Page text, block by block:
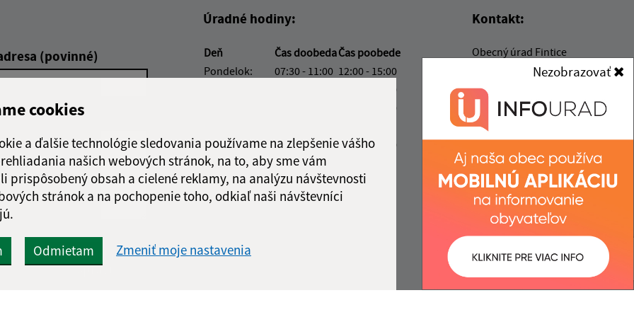
cookies
a ďalšie technológie sledovania používame na zlepšenie vášho
našich webových stránok, na to, aby sme vám
prispôsobený obsah a cielené reklamy, na analýzu návštevnosti
stránok a na pochopenie toho, odkiaľ naši návštevníci
Odmietam Zmeniť moje nastavenia
Nezobrazovať
(povinné)
Google reCaptcha Response
Odoslať
správu
Úradné hodiny:
Deň Čas doobedaČas poobede
Pondelok:
07:30 - 11:00 12:00 - 15:00
12:00 - 15:00
12:00 - 16:30
Piatok:
07:30 - 11:00 12:00 - 13:30
Obedňajšia prestávka:
Kontakt:
Obecný úrad Fintice
Grófske nádvorie 210/1
082 16 Fintice
obecfintice@fintice.sk
+421 51 748 10 10
IČO: 00327018